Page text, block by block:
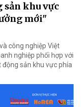
sản khu vực
mới"
công nghiệp Việt
nghiệp phối hợp với
sản khu vực phía